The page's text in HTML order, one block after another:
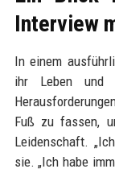
Interview
In einem
ihr Leben und
Fuß zu fassen,
Leidenschaft.
sie. „Ich habe